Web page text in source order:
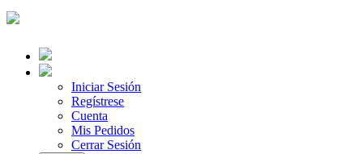
Iniciar Sesión
Regístrese
Cuenta
Mis Pedidos
Cerrar Sesión